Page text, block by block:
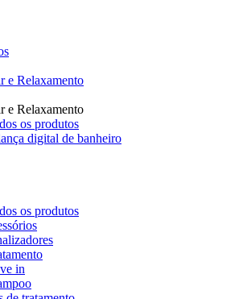
e Relaxamento
e Relaxamento
os produtos
digital de banheiro
os produtos
in